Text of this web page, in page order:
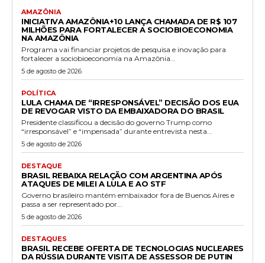
AMAZÔNIA
INICIATIVA AMAZÔNIA+10 LANÇA CHAMADA DE R$ 107
MILHÕES PARA FORTALECER A SOCIOBIOECONOMIA
NA AMAZÔNIA
Programa vai financiar projetos de pesquisa e inovação para
fortalecer a sociobioeconomia na Amazônia...
5 de agosto de 2026
POLÍTICA
LULA CHAMA DE “IRRESPONSÁVEL” DECISÃO DOS EUA
DE REVOGAR VISTO DA EMBAIXADORA DO BRASIL
Presidente classificou a decisão do governo Trump como
“irresponsável” e “impensada” durante entrevista nesta...
5 de agosto de 2026
DESTAQUE
BRASIL REBAIXA RELAÇÃO COM ARGENTINA APÓS
ATAQUES DE MILEI A LULA E AO STF
Governo brasileiro mantém embaixador fora de Buenos Aires e
passa a ser representado por...
5 de agosto de 2026
DESTAQUES
BRASIL RECEBE OFERTA DE TECNOLOGIAS NUCLEARES
DA RÚSSIA DURANTE VISITA DE ASSESSOR DE PUTIN